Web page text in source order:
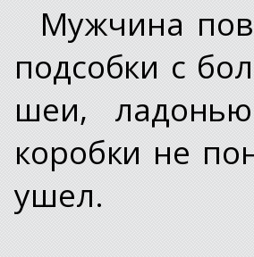
Мужчина
подсобки с
шеи,
коробки не
ушел.